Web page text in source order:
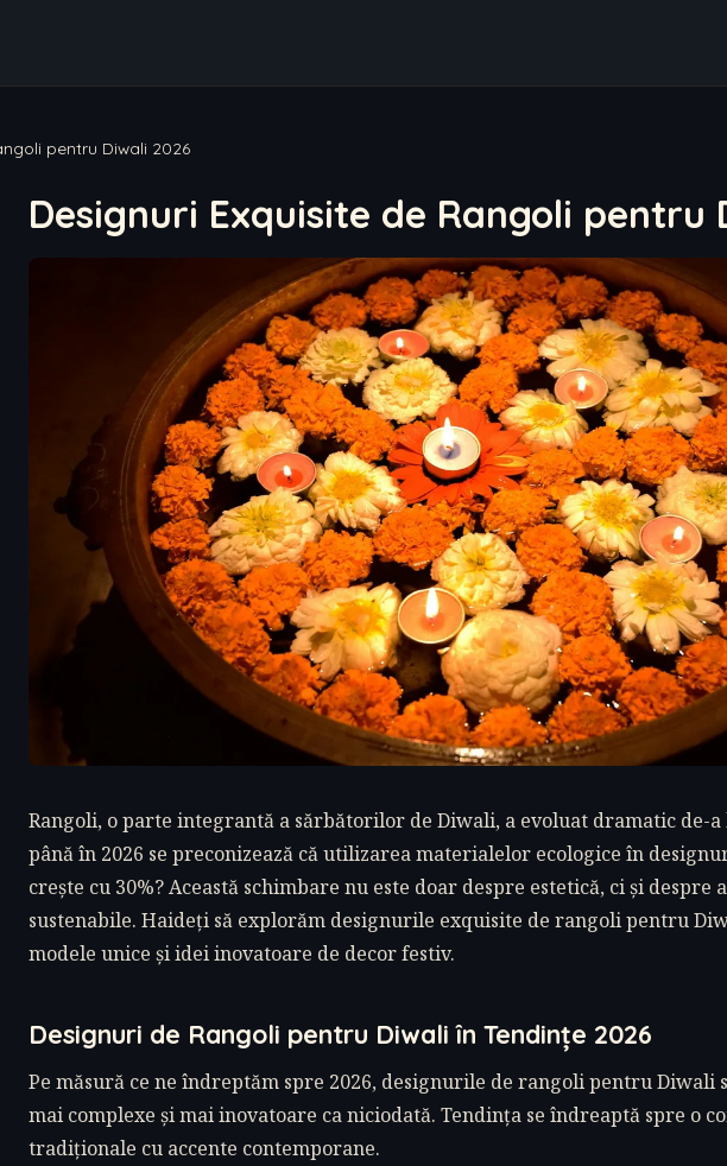
pentru Diwali 2026
Designuri Exquisite de Rangoli pentru
Rangoli, o parte integrantă a sărbătorilor de Diwali, a evoluat dramatic de-
până în 2026 se preconizează că utilizarea materialelor ecologice în
crește cu 30%? Această schimbare nu este doar despre estetică, ci și
sustenabile. Haideți să explorăm designurile exquisite de rangoli pentru
modele unice și idei inovatoare de decor festiv.
Designuri de Rangoli pentru Diwali în Tendințe 2026
Pe măsură ce ne îndreptăm spre 2026, designurile de rangoli pentru Diwali
mai complexe și mai inovatoare ca niciodată. Tendința se îndreaptă spre o
tradiționale cu accente contemporane.